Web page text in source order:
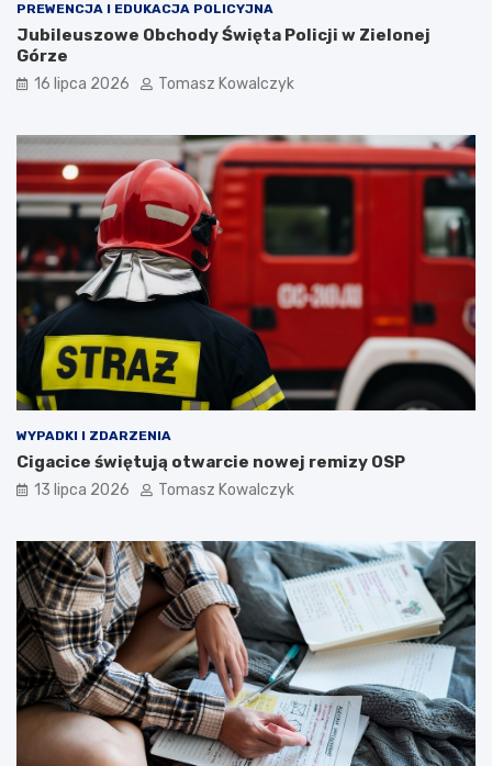
PREWENCJA I EDUKACJA POLICYJNA
Jubileuszowe Obchody Święta Policji w Zielonej
Górze
16 lipca 2026 Tomasz Kowalczyk
WYPADKI I ZDARZENIA
Cigacice świętują otwarcie nowej remizy OSP
13 lipca 2026 Tomasz Kowalczyk